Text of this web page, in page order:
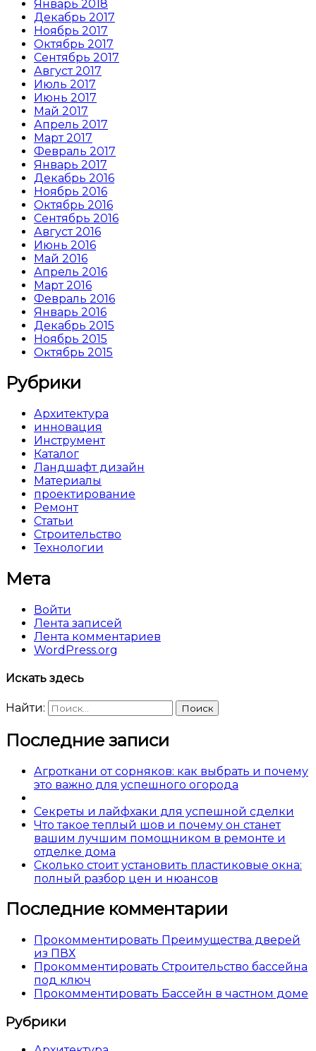
Январь 2018
Декабрь 2017
Ноябрь 2017
Октябрь 2017
Сентябрь 2017
Август 2017
Июль 2017
Июнь 2017
Май 2017
Апрель 2017
Март 2017
Февраль 2017
Январь 2017
Декабрь 2016
Ноябрь 2016
Октябрь 2016
Сентябрь 2016
Август 2016
Июнь 2016
Май 2016
Апрель 2016
Март 2016
Февраль 2016
Январь 2016
Декабрь 2015
Ноябрь 2015
Октябрь 2015
Рубрики
Архитектура
инновация
Инструмент
Каталог
Ландшафт дизайн
Материалы
проектирование
Ремонт
Статьи
Строительство
Технологии
Мета
Войти
Лента записей
Лента комментариев
WordPress.org
Искать здесь
Найти:
Последние записи
Агроткани от сорняков: как выбрать и почему
это важно для успешного огорода
Секреты и лайфхаки для успешной сделки
Что такое теплый шов и почему он станет
вашим лучшим помощником в ремонте и
отделке дома
Сколько стоит установить пластиковые окна:
полный разбор цен и нюансов
Последние комментарии
Прокомментировать Преимущества дверей
из ПВХ
Прокомментировать Строительство бассейна
под ключ
Прокомментировать Бассейн в частном доме
Рубрики